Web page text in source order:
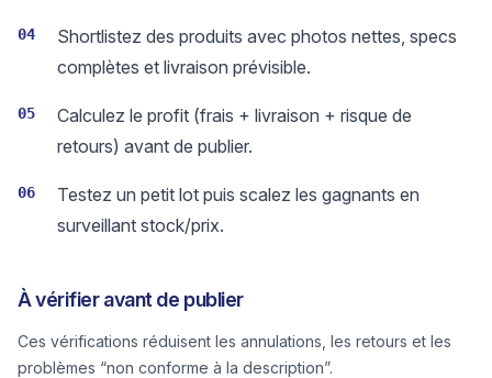
04
Shortlistez des produits avec photos nettes, specs
complètes et livraison prévisible.
05
Calculez le profit (frais + livraison + risque de
retours) avant de publier.
06
Testez un petit lot puis scalez les gagnants en
surveillant stock/prix.
À vérifier avant de publier
Ces vérifications réduisent les annulations, les retours et les
problèmes “non conforme à la description”.